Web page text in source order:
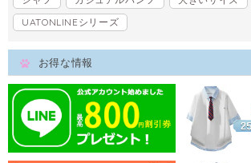
UATONLINEシリーズ
お得な情報